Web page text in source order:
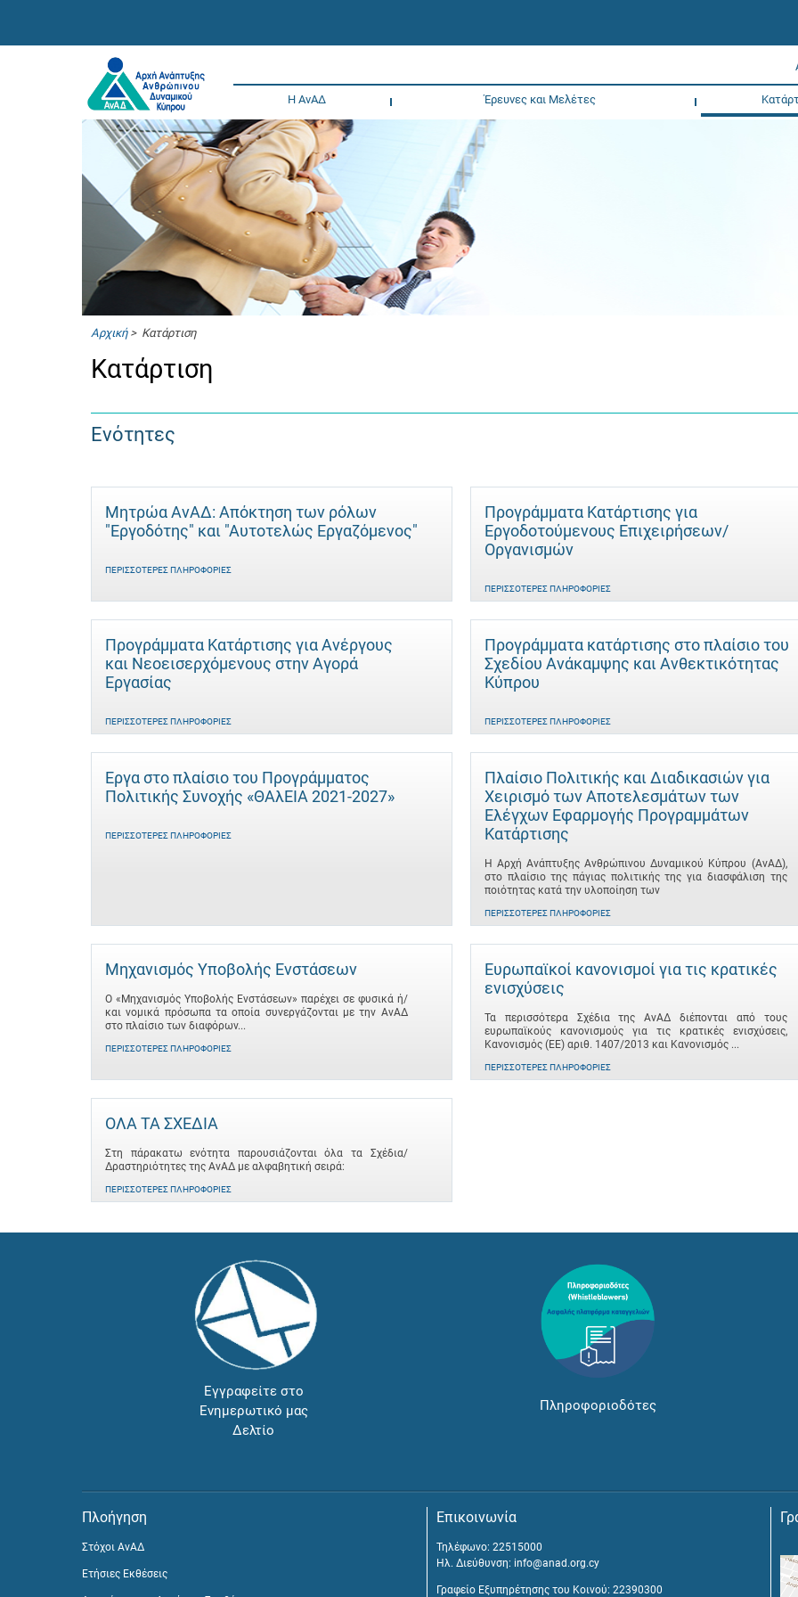
Η ΑνΑΔ Έρευνες και Μελέτες
Αρχική> Κατάρτιση
Κατάρτιση
Ενότητες
Μητρώα ΑνΑΔ: Απόκτηση των ρόλων
"Εργοδότης" και "Αυτοτελώς Eργαζόμενος"
ΠΕΡΙΣΣΌΤΕΡΕΣ ΠΛΗΡΟΦΟΡΊΕΣ
Προγράμματα Κατάρτισης για
Εργοδοτούμενους Επιχειρήσεων/
Οργανισμών
ΠΕΡΙΣΣΌΤΕΡΕΣ ΠΛΗΡΟΦΟΡΊΕΣ
Προγράμματα Κατάρτισης για Ανέργους
και Νεοεισερχόμενους στην Αγορά
Εργασίας
ΠΕΡΙΣΣΌΤΕΡΕΣ ΠΛΗΡΟΦΟΡΊΕΣ
Προγράμματα κατάρτισης στο πλαίσιο του
Σχεδίου Ανάκαμψης και Ανθεκτικότητας
Κύπρου
ΠΕΡΙΣΣΌΤΕΡΕΣ ΠΛΗΡΟΦΟΡΊΕΣ
Έργα στο πλαίσιο του Προγράμματος
Πολιτικής Συνοχής «ΘΑλΕΙΑ 2021-2027»
ΠΕΡΙΣΣΌΤΕΡΕΣ ΠΛΗΡΟΦΟΡΊΕΣ
Πλαίσιο Πολιτικής και Διαδικασιών για
Χειρισμό των Αποτελεσμάτων των
Ελέγχων Εφαρμογής Προγραμμάτων
Κατάρτισης
Η Αρχή Ανάπτυξης Ανθρώπινου Δυναμικού Κύπρου (ΑνΑΔ),
στο πλαίσιο της πάγιας πολιτικής της για διασφάλιση της
ποιότητας κατά την υλοποίηση των
ΠΕΡΙΣΣΌΤΕΡΕΣ ΠΛΗΡΟΦΟΡΊΕΣ
Μηχανισμός Υποβολής Ενστάσεων
Ο «Μηχανισμός Υποβολής Ενστάσεων» παρέχει σε φυσικά ή/
και νομικά πρόσωπα τα οποία συνεργάζονται με την ΑνΑΔ
στο πλαίσιο των διαφόρων...
ΠΕΡΙΣΣΌΤΕΡΕΣ ΠΛΗΡΟΦΟΡΊΕΣ
Ευρωπαϊκοί κανονισμοί για τις κρατικές
ενισχύσεις
Τα περισσότερα Σχέδια της ΑνΑΔ διέπονται από τους
ευρωπαϊκούς κανονισμούς για τις κρατικές ενισχύσεις,
Κανονισμός (ΕΕ) αριθ. 1407/2013 και Κανονισμός ...
ΠΕΡΙΣΣΌΤΕΡΕΣ ΠΛΗΡΟΦΟΡΊΕΣ
ΟΛΑ ΤΑ ΣΧΕΔΙΑ
Στη πάρακατω ενότητα παρουσιάζονται όλα τα Σχέδια/
Δραστηριότητες της ΑνΑΔ με αλφαβητική σειρά:
ΠΕΡΙΣΣΌΤΕΡΕΣ ΠΛΗΡΟΦΟΡΊΕΣ
Εγγραφείτε στο
Ενημερωτικό μας
Δελτίο
Πληροφοριοδότες
Πλοήγηση
Στόχοι ΑνΑΔ
Ετήσιες Εκθέσεις
Επικοινωνία
Τηλέφωνο: 22515000
Ηλ. Διεύθυνση: info@anad.org.cy
Γραφείο Εξυπηρέτησης του Κοινού: 22390300